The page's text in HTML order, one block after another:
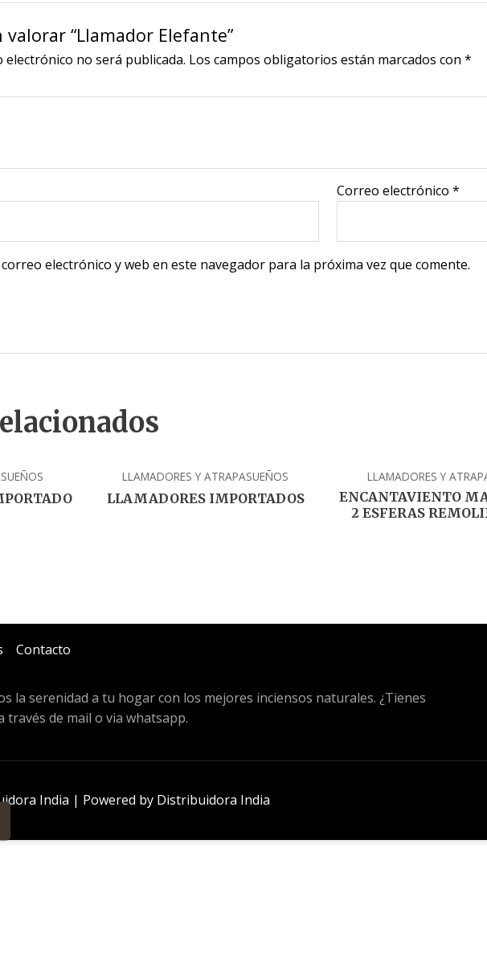
“Llamador Elefante”
electrónico no será publicada. Los campos obligatorios están marcados con *
Correo electrónico*
electrónico y web en este navegador para la próxima vez que comente.
LLAMADORES Y ATRAPASUEÑOS
LLAMADORES IMPORTADOS
LLAMADORES Y
ENCANTAVIENTO
2 ESFERAS
Contacto
la serenidad a tu hogar con los mejores inciensos naturales. ¿Tienes
través de mail o via whatsapp.
India | Powered by Distribuidora India